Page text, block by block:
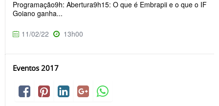
Programação9h: Abertura9h15: O que é Embrapii e o que o IF
Goiano ganha...
11/02/22 13h00
Eventos 2017